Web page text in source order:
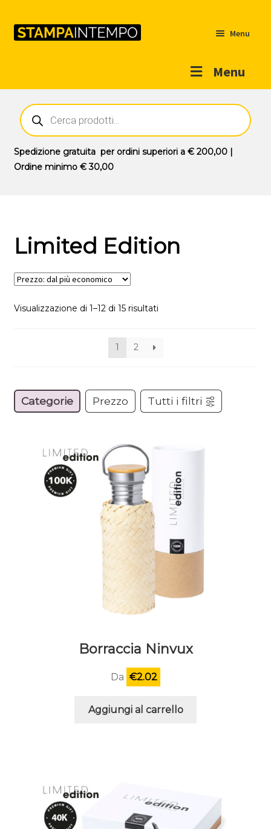
Menu
Menu
Outlet
Prodotti
Novità
Ricerca
prodotti
Spedizione gratuitaper ordini superiori a € 200,00|
Ordine minimo € 30,00
Limited Edition
Visualizzazione di 1–12 di 15 risultati
1 2
Categorie Prezzo Tutti i filtri
Borraccia Ninvux
Da €2.02
Aggiungi al carrello